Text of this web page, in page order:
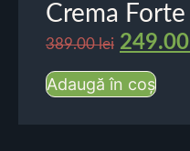
Crema Forte
389.00lei 249.00
Adaugă în coș